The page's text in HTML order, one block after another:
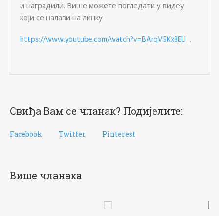
и наградили. Више можете погледати у видеу
који се налази на линку
https://www.youtube.com/watch?v=BArqV5Kx8EU .
Свиђа Вам се чланак? Подијелите:
Facebook Twitter Pinterest
Више чланака